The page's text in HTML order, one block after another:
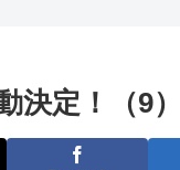
決定！（9